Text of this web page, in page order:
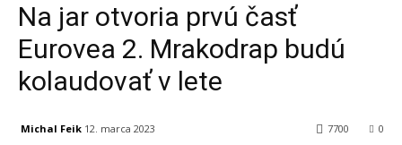
Na jar otvoria prvú časť
Eurovea 2. Mrakodrap budú
kolaudovať v lete
Michal Feik 12. marca 2023 0
7700